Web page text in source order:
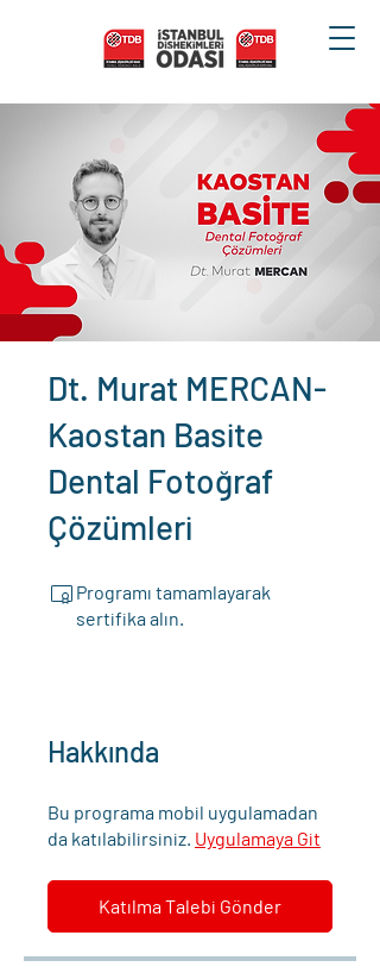
Dt. Murat MERCAN-
Kaostan Basite
Dental Fotoğraf
Çözümleri
Programı tamamlayarak
sertifika alın.
Hakkında
Bu programa mobil uygulamadan
da katılabilirsiniz. Uygulamaya Git
Katılma Talebi Gönder